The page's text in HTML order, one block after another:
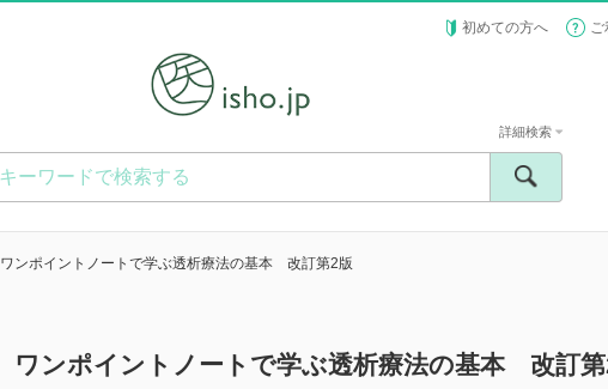
初めての方へ ご
詳細検索
ワンポイントノートで学ぶ透析療法の基本 改訂第2版
ワンポイントノートで学ぶ透析療法の基本 改訂第